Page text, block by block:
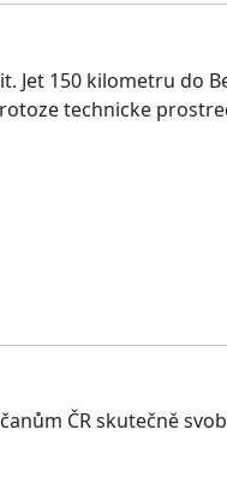
Jet 150 kilometru do
technicke
ČR skutečně